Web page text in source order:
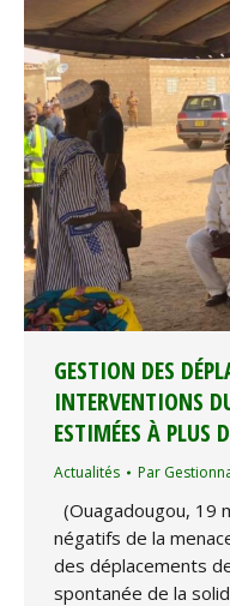
GESTION DES
INTERVENTIONS
ESTIMÉES À PLUS
Actualités Par
(Ouagadougou, 19
négatifs de la
des déplacements
spontanée de la